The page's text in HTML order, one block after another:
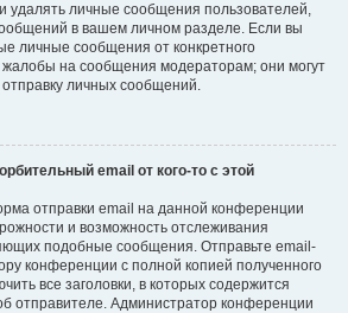
удалять личные сообщения пользователей,
в вашем личном разделе. Если вы
личные сообщения от конкретного
жалобы на сообщения модераторам; они могут
личных сообщений.
email от кого-то с этой
отправки email на данной конференции
и возможность отслеживания
подобные сообщения. Отправьте email-
конференции с полной копией полученного
все заголовки, в которых содержится
отправителе. Администратор конференции